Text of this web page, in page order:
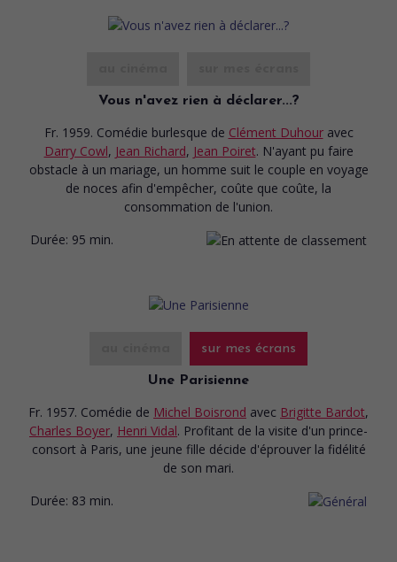
Vous n'avez rien à déclarer...?
Fr. 1959. Comédie burlesque de Clément Duhour avec
Darry Cowl, Jean Richard, Jean Poiret. N'ayant pu faire
obstacle à un mariage, un homme suit le couple en voyage
de noces afin d'empêcher, coûte que coûte, la
consommation de l'union.
Durée: 95 min.
sur mes écrans
Une Parisienne
Fr. 1957. Comédie de Michel Boisrond avec Brigitte Bardot,
Charles Boyer, Henri Vidal. Profitant de la visite d'un prince-
consort à Paris, une jeune fille décide d'éprouver la fidélité
de son mari.
Durée: 83 min.